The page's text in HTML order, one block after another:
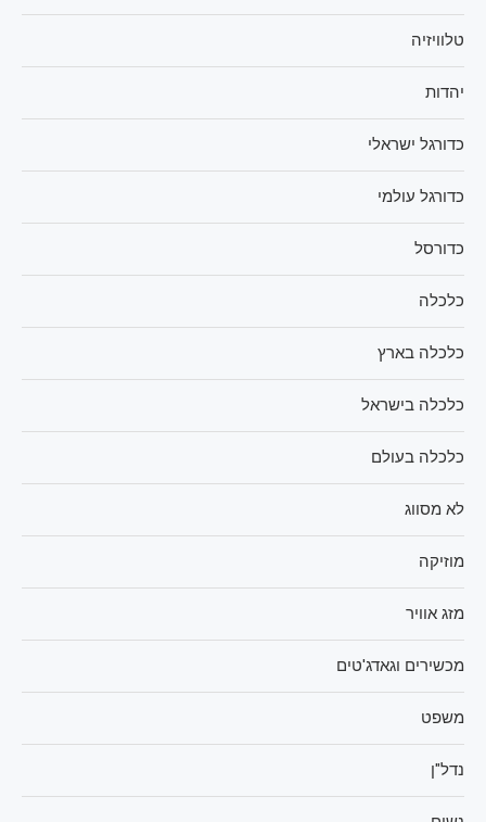
טלוויזיה
יהדות
כדורגל ישראלי
כדורגל עולמי
כדורסל
כלכלה
כלכלה בארץ
כלכלה בישראל
כלכלה בעולם
לא מסווג
מוזיקה
מזג אוויר
מכשירים וגאדג'טים
משפט
נדל"ן